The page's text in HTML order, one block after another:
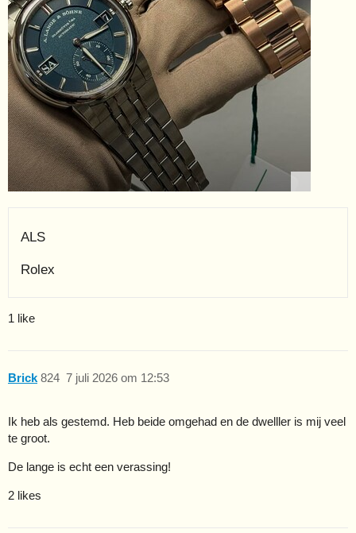
ALS
Rolex
1 like
Brick 7 juli 2026 om 12:53
824
Ik heb als gestemd. Heb beide omgehad en de dwelller is mij veel
te groot.
De lange is echt een verassing!
2 likes